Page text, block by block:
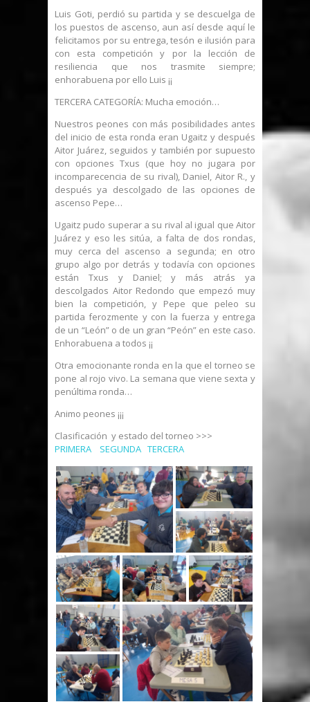
Luis Goti, perdió su partida y se descuelga de
los puestos de ascenso, aun así desde aquí le
felicitamos por su entrega, tesón e ilusión para
con esta competición y por la lección de
resiliencia que nos trasmite siempre;
enhorabuena por ello Luis ¡¡
TERCERA CATEGORÍA: Mucha emoción…
Nuestros peones con más posibilidades antes
del inicio de esta ronda eran Ugaitz y después
Aitor Juárez, seguidos y también por supuesto
con opciones Txus (que hoy no jugara por
incomparecencia de su rival), Daniel, Aitor R., y
después ya descolgado de las opciones de
ascenso Pepe…
Ugaitz pudo superar a su rival al igual que Aitor
Juárez y eso les sitúa, a falta de dos rondas,
muy cerca del ascenso a segunda; en otro
grupo algo por detrás y todavía con opciones
están Txus y Daniel; y más atrás ya
descolgados Aitor Redondo que empezó muy
bien la competición, y Pepe que peleo su
partida ferozmente y con la fuerza y entrega
de un “León” o de un gran “Peón” en este caso.
Enhorabuena a todos ¡¡
Otra emocionante ronda en la que el torneo se
pone al rojo vivo. La semana que viene sexta y
penúltima ronda…
Animo peones ¡¡¡
Clasificación y estado del torneo >>>
PRIMERA
SEGUNDA TERCERA